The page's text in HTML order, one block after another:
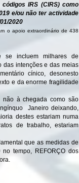
IRS (CIRS) como
e/ou não ter actividade
2020
o apoio extraordinário de 438
se incluem milhares de
das intenções e das meias
cínico, desonesto
e da enorme fragilidade
não à chegada como são
Janeiro deixando,
destes estariam numa
de trabalho, estariam
que as medidas de
tempo, REFORÇO dos